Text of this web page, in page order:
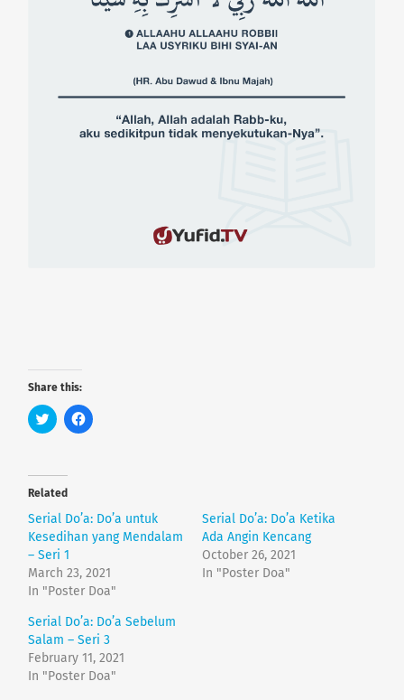
Share this:
C
l
t
o
s
a
r
e
o
n
T
w
t
t
e
r
(
O
C
l
a
r
e
n
F
a
e
b
o
o
k
(
Related
Serial Do’a: Do’a untuk
Kesedihan yang Mendalam
– Seri 1
March 23, 2021
In "Poster Doa"
Serial Do’a: Do’a Ketika
Ada Angin Kencang
October 26, 2021
In "Poster Doa"
Serial Do’a: Do’a Sebelum
Salam – Seri 3
February 11, 2021
In "Poster Doa"